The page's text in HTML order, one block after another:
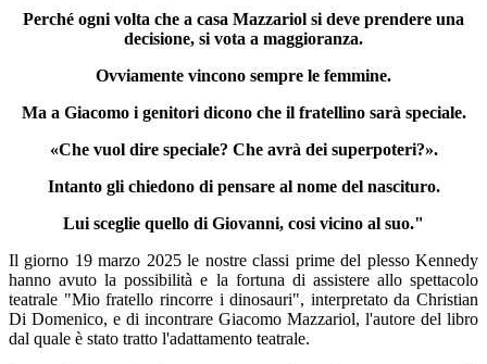
Perché ogni volta che a casa Mazzariol si deve prendere una
decisione, si vota a maggioranza.
Ovviamente vincono sempre le femmine.
Ma a Giacomo i genitori dicono che il fratellino sarà speciale.
«Che vuol dire speciale? Che avrà dei superpoteri?».
Intanto gli chiedono di pensare al nome del nascituro.
Lui sceglie quello di Giovanni, cosi vicino al suo."
Il giorno 19 marzo 2025 le nostre classi prime del plesso Kennedy
hanno avuto la possibilità e la fortuna di assistere allo spettacolo
teatrale "Mio fratello rincorre i dinosauri", interpretato da Christian
Di Domenico, e di incontrare Giacomo Mazzariol, l'autore del libro
dal quale è stato tratto l'adattamento teatrale.